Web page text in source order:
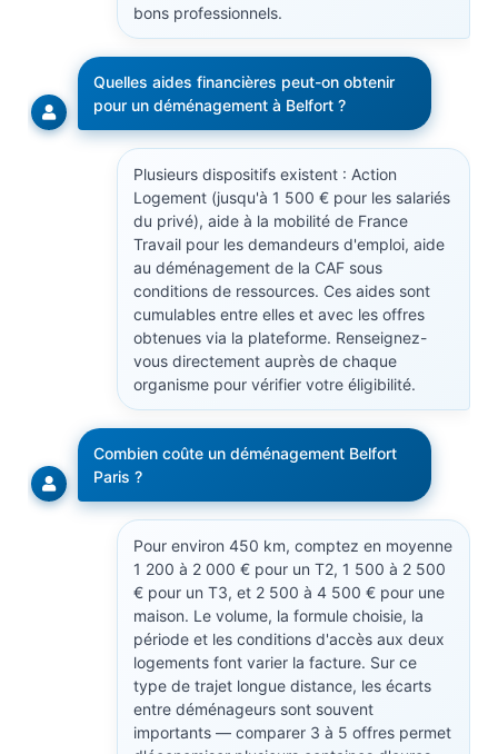
bons professionnels.
Quelles aides financières peut-on obtenir
pour un déménagement à Belfort ?
Plusieurs dispositifs existent : Action
Logement (jusqu'à 1 500 € pour les salariés
du privé), aide à la mobilité de France
Travail pour les demandeurs d'emploi, aide
au déménagement de la CAF sous
conditions de ressources. Ces aides sont
cumulables entre elles et avec les offres
obtenues via la plateforme. Renseignez-
vous directement auprès de chaque
organisme pour vérifier votre éligibilité.
Combien coûte un déménagement Belfort
Paris ?
Pour environ 450 km, comptez en moyenne
1 200 à 2 000 € pour un T2, 1 500 à 2 500
€ pour un T3, et 2 500 à 4 500 € pour une
maison. Le volume, la formule choisie, la
période et les conditions d'accès aux deux
logements font varier la facture. Sur ce
type de trajet longue distance, les écarts
entre déménageurs sont souvent
importants — comparer 3 à 5 offres permet